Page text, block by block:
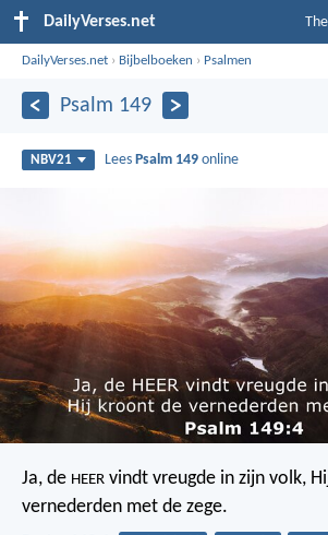
DailyVerses.net
DailyVerses.net › Bijbelboeken › Psalmen
Psalm 149
NBV21 Lees Psalm 149 online
Ja, de HEER vindt vreugde in zijn volk,
vernederden met de zege.